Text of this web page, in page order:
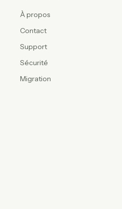
À propos
Contact
Support
Sécurité
Migration